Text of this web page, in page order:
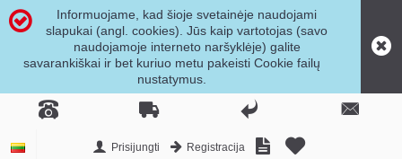
Informuojame, kad šioje svetainėje naudojami
slapukai (angl. cookies). Jūs kaip vartotojas (savo
naudojamoje interneto naršyklėje) galite
savarankiškai ir bet kuriuo metu pakeisti Cookie failų
nustatymus.
Prisijungti Registracija